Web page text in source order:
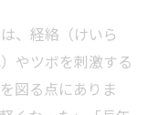
、経絡（けいら
やツボを刺激する
図る点にありま